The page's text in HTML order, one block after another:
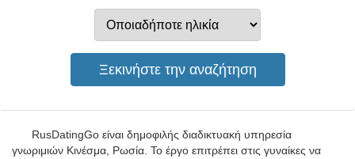
RusDatingGo είναι δημοφιλής διαδικτυακή υπηρεσία
γνωριμιών Κινέσμα, Ρωσία. Το έργο επιτρέπει στις γυναίκες να